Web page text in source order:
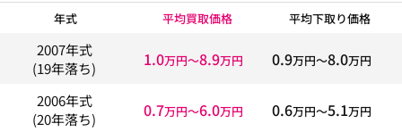
年式 平均買取価格 平均下取り価格
2007年式
(19年落ち)
1.0万円〜8.9万円 0.9万円〜8.0万円
2006年式
(20年落ち)
0.7万円〜6.0万円 0.6万円〜5.1万円